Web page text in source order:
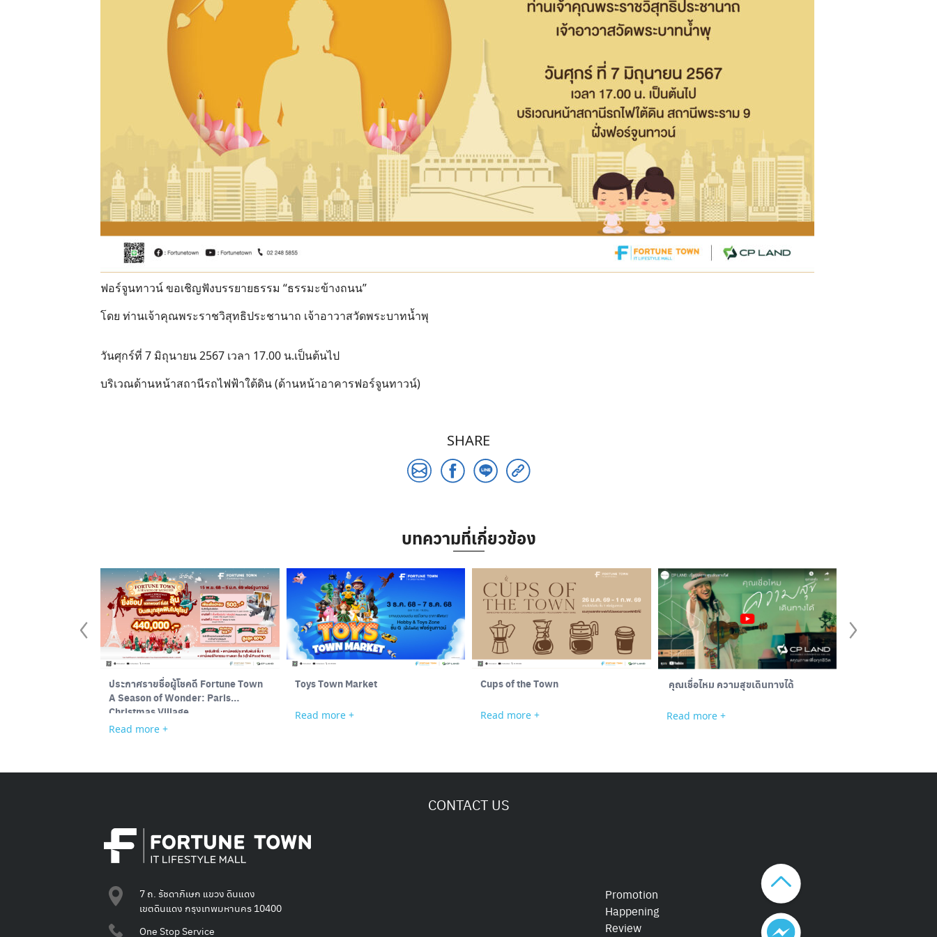
Search
ฟอร์จูนทาวน์ ขอเชิญฟังบรรยายธรรม “ธรรมะข้างถนน”
โดย ท่านเจ้าคุณพระราชวิสุทธิประชานาถ เจ้าอาวาสวัดพระบาทน้ำพุ
วันศุกร์ที่ 7 มิถุนายน 2567 เวลา 17.00 น.เป็นต้นไป
บริเวณด้านหน้าสถานีรถไฟฟ้าใต้ดิน (ด้านหน้าอาคารฟอร์จูนทาวน์)
SHARE
บทความที่เกี่ยวข้อง
ประกาศรายชื่อผู้โชคดี Fortune Town
A Season of Wonder: Paris
Christmas Village
Read more +
Toys Town Market
Read more +
Cups of the Town
Read more +
คุณเชื่อไหม ความสุขเดินทางได้
Read more +
CONTACT US
7 ถ. รัชดาภิเษก แขวง ดินแดง
เขตดินแดง กรุงเทพมหานคร 10400
One Stop Service
Promotion
Happening
Review